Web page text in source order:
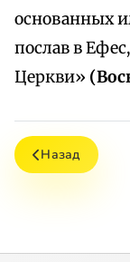
основанных
послав в
Церкви»
Назад